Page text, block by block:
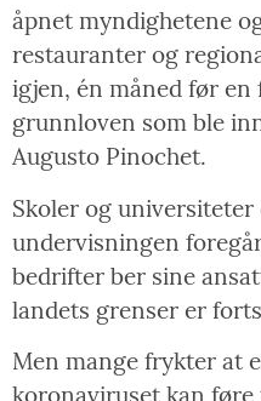
åpnet myndighetene
restauranter og
igjen, én måned før
grunnloven som ble
Augusto Pinochet.
Skoler og
undervisningen
bedrifter ber sine
landets grenser er
Men mange frykter at